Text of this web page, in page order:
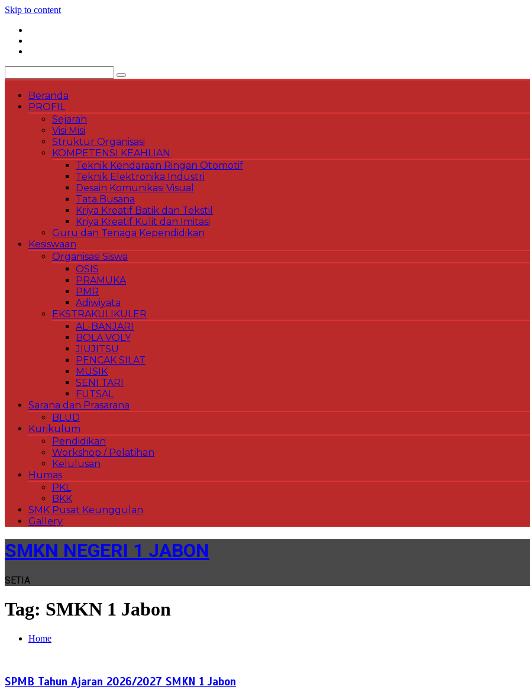
Skip to content
Beranda
PROFIL
Sejarah
Visi Misi
Struktur Organisasi
KOMPETENSI KEAHLIAN
Teknik Kendaraan Ringan Otomotif
Teknik Elektronika Industri
Desain Komunikasi Visual
Tata Busana
Kriya Kreatif Batik dan Tekstil
Kriya Kreatif Kulit dan Imitasi
Guru dan Tenaga Kependidikan
Kesiswaan
Organisasi Siswa
OSIS
PRAMUKA
PMR
Adiwiyata
EKSTRAKULIKULER
AL-BANJARI
BOLA VOLY
JIUJITSU
PENCAK SILAT
MUSIK
SENI TARI
FUTSAL
Sarana dan Prasarana
BLUD
Kurikulum
Pendidikan
Workshop / Pelatihan
Kelulusan
Humas
PKL
BKK
SMK Pusat Keunggulan
Gallery
SMKN NEGERI 1 JABON
SETIA
Tag: SMKN 1 Jabon
Home
SPMB Tahun Ajaran 2026/2027 SMKN 1 Jabon